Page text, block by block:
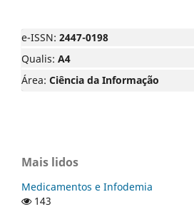
e-ISSN: 2447-0198
Qualis: A4
Área: Ciência da Informação
Mais lidos
Medicamentos e Infodemia
143